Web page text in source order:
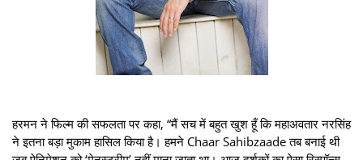
हरमन ने फिल्म की सफलता पर कहा, “मैं सच में बहुत खुश हूँ कि महाअवतार नरसिंह
ने इतना बड़ा मुकाम हासिल किया है। हमने Chaar Sahibzaade तब बनाई थी